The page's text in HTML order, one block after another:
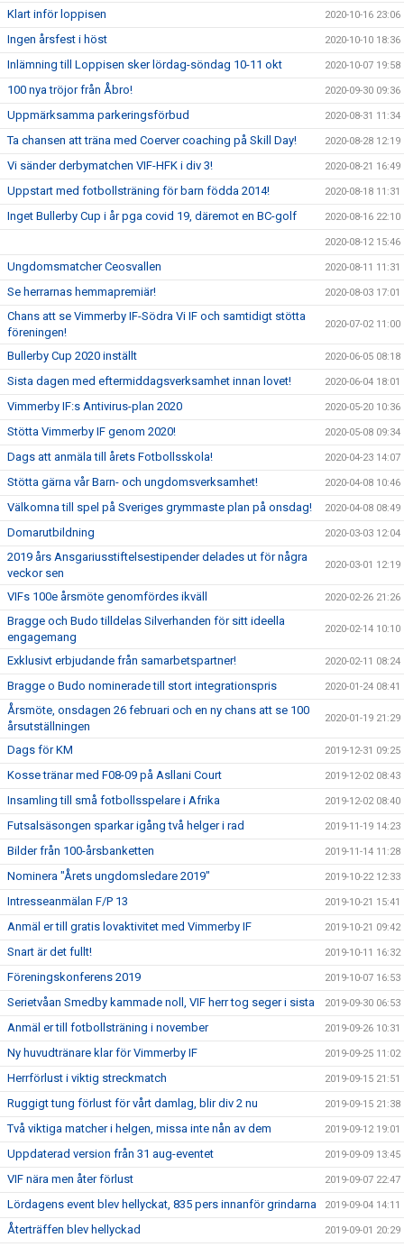
Klart inför loppisen 2020-10-16 23:06
Ingen årsfest i höst 2020-10-10 18:36
Inlämning till Loppisen sker lördag-söndag 10-11 okt 2020-10-07 19:58
100 nya tröjor från Åbro! 2020-09-30 09:36
Uppmärksamma parkeringsförbud 2020-08-31 11:34
Ta chansen att träna med Coerver coaching på Skill Day! 2020-08-28 12:19
Vi sänder derbymatchen VIF-HFK i div 3! 2020-08-21 16:49
Uppstart med fotbollsträning för barn födda 2014! 2020-08-18 11:31
Inget Bullerby Cup i år pga covid 19, däremot en BC-golf 2020-08-16 22:10
2020-08-12 15:46
Ungdomsmatcher Ceosvallen 2020-08-11 11:31
Se herrarnas hemmapremiär! 2020-08-03 17:01
Chans att se Vimmerby IF-Södra Vi IF och samtidigt stötta
föreningen!
2020-07-02 11:00
Bullerby Cup 2020 inställt 2020-06-05 08:18
Sista dagen med eftermiddagsverksamhet innan lovet! 2020-06-04 18:01
Vimmerby IF:s Antivirus-plan 2020 2020-05-20 10:36
Stötta Vimmerby IF genom 2020! 2020-05-08 09:34
Dags att anmäla till årets Fotbollsskola! 2020-04-23 14:07
Stötta gärna vår Barn- och ungdomsverksamhet! 2020-04-08 10:46
Välkomna till spel på Sveriges grymmaste plan på onsdag! 2020-04-08 08:49
Domarutbildning 2020-03-03 12:04
2019 års Ansgariusstiftelsestipender delades ut för några
veckor sen
2020-03-01 12:19
VIFs 100e årsmöte genomfördes ikväll 2020-02-26 21:26
Bragge och Budo tilldelas Silverhanden för sitt ideella
engagemang
2020-02-14 10:10
Exklusivt erbjudande från samarbetspartner! 2020-02-11 08:24
Bragge o Budo nominerade till stort integrationspris 2020-01-24 08:41
Årsmöte, onsdagen 26 februari och en ny chans att se 100
årsutställningen
2020-01-19 21:29
Dags för KM 2019-12-31 09:25
Kosse tränar med F08-09 på Asllani Court 2019-12-02 08:43
Insamling till små fotbollsspelare i Afrika 2019-12-02 08:40
Futsalsäsongen sparkar igång två helger i rad 2019-11-19 14:23
Bilder från 100-årsbanketten 2019-11-14 11:28
Nominera "Årets ungdomsledare 2019" 2019-10-22 12:33
Intresseanmälan F/P 13 2019-10-21 15:41
Anmäl er till gratis lovaktivitet med Vimmerby IF 2019-10-21 09:42
Snart är det fullt! 2019-10-11 16:32
Föreningskonferens 2019 2019-10-07 16:53
Serietvåan Smedby kammade noll, VIF herr tog seger i sista 2019-09-30 06:53
Anmäl er till fotbollsträning i november 2019-09-26 10:31
Ny huvudtränare klar för Vimmerby IF 2019-09-25 11:02
Herrförlust i viktig streckmatch 2019-09-15 21:51
Ruggigt tung förlust för vårt damlag, blir div 2 nu 2019-09-15 21:38
Två viktiga matcher i helgen, missa inte nån av dem 2019-09-12 19:01
Uppdaterad version från 31 aug-eventet 2019-09-09 13:45
VIF nära men åter förlust 2019-09-07 22:47
Lördagens event blev hellyckat, 835 pers innanför grindarna 2019-09-04 14:11
Återträffen blev hellyckad 2019-09-01 20:29